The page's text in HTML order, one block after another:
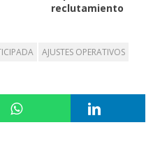
reclutamiento
AJUSTES OPERATIVOS